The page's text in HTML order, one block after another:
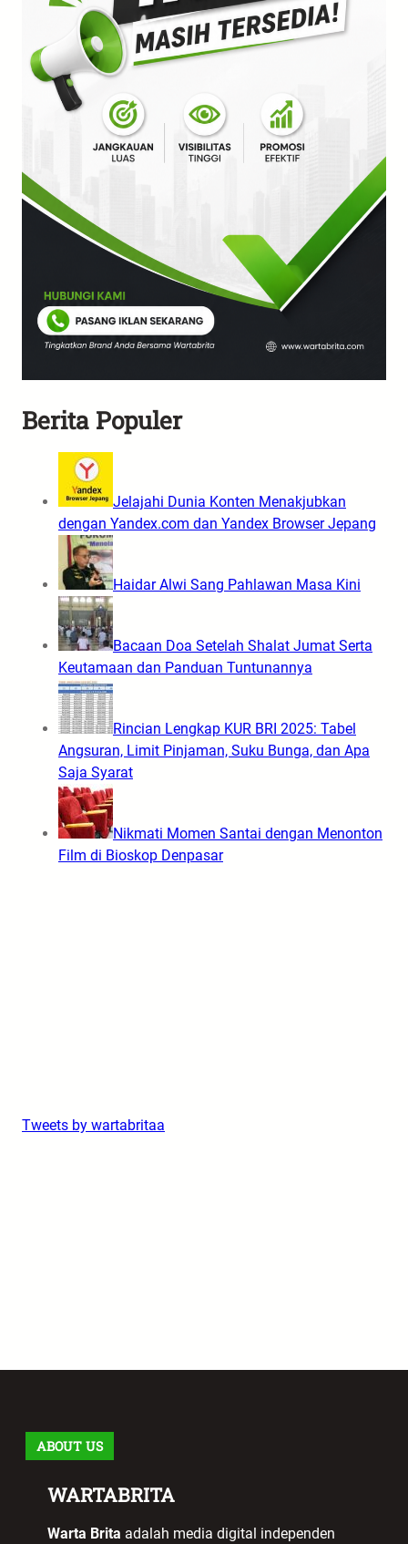
Berita Populer
Jelajahi Dunia Konten Menakjubkan
dengan Yandex.com dan Yandex Browser Jepang
Haidar Alwi Sang Pahlawan Masa Kini
Bacaan Doa Setelah Shalat Jumat Serta
Keutamaan dan Panduan Tuntunannya
Rincian Lengkap KUR BRI 2025: Tabel
Angsuran, Limit Pinjaman, Suku Bunga, dan Apa
Saja Syarat
Nikmati Momen Santai dengan Menonton
Film di Bioskop Denpasar
Tweets by wartabritaa
ABOUT US
WARTABRITA
Warta Brita adalah media digital independen